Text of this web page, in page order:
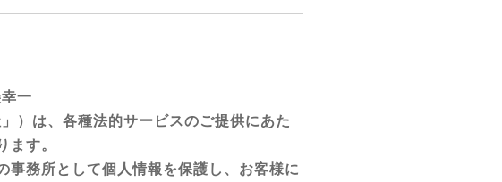
一
）は、各種法的サービスのご提供にあた
ます。
事務所として個人情報を保護し、お客様に